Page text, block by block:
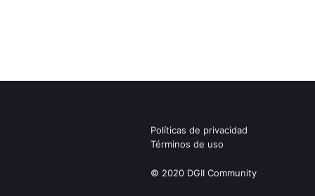
Políticas de privacidad
Términos de uso
© 2020 DGII Community